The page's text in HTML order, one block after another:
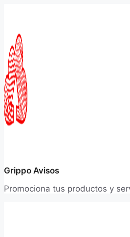
Grippo Avisos
Promociona tus productos y